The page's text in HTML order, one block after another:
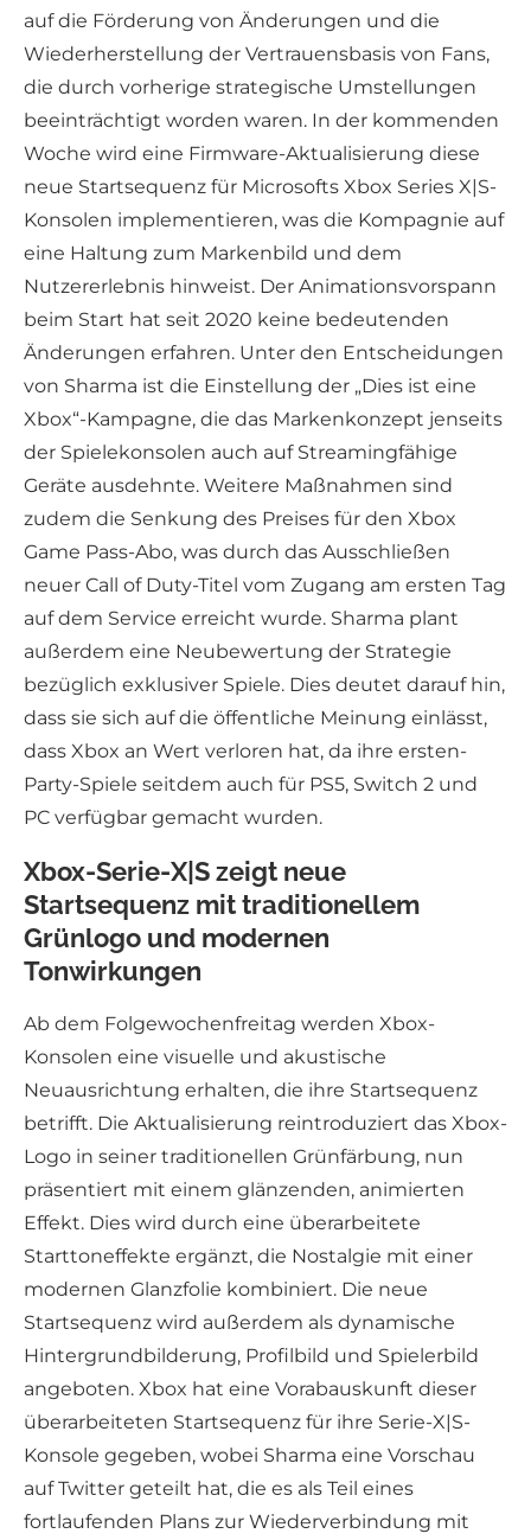
auf die Förderung von Änderungen und die
Wiederherstellung der Vertrauensbasis von Fans,
die durch vorherige strategische Umstellungen
beeinträchtigt worden waren. In der kommenden
Woche wird eine Firmware-Aktualisierung diese
neue Startsequenz für Microsofts Xbox Series X|S-
Konsolen implementieren, was die Kompagnie auf
eine Haltung zum Markenbild und dem
Nutzererlebnis hinweist. Der Animationsvorspann
beim Start hat seit 2020 keine bedeutenden
Änderungen erfahren. Unter den Entscheidungen
von Sharma ist die Einstellung der „Dies ist eine
Xbox“-Kampagne, die das Markenkonzept jenseits
der Spielekonsolen auch auf Streamingfähige
Geräte ausdehnte. Weitere Maßnahmen sind
zudem die Senkung des Preises für den Xbox
Game Pass-Abo, was durch das Ausschließen
neuer Call of Duty-Titel vom Zugang am ersten Tag
auf dem Service erreicht wurde. Sharma plant
außerdem eine Neubewertung der Strategie
bezüglich exklusiver Spiele. Dies deutet darauf hin,
dass sie sich auf die öffentliche Meinung einlässt,
dass Xbox an Wert verloren hat, da ihre ersten-
Party-Spiele seitdem auch für PS5, Switch 2 und
PC verfügbar gemacht wurden.
Xbox-Serie-X|S zeigt neue
Startsequenz mit traditionellem
Grünlogo und modernen
Tonwirkungen
Ab dem Folgewochenfreitag werden Xbox-
Konsolen eine visuelle und akustische
Neuausrichtung erhalten, die ihre Startsequenz
betrifft. Die Aktualisierung reintroduziert das Xbox-
Logo in seiner traditionellen Grünfärbung, nun
präsentiert mit einem glänzenden, animierten
Effekt. Dies wird durch eine überarbeitete
Starttoneffekte ergänzt, die Nostalgie mit einer
modernen Glanzfolie kombiniert. Die neue
Startsequenz wird außerdem als dynamische
Hintergrundbilderung, Profilbild und Spielerbild
angeboten. Xbox hat eine Vorabauskunft dieser
überarbeiteten Startsequenz für ihre Serie-X|S-
Konsole gegeben, wobei Sharma eine Vorschau
auf Twitter geteilt hat, die es als Teil eines
fortlaufenden Plans zur Wiederverbindung mit